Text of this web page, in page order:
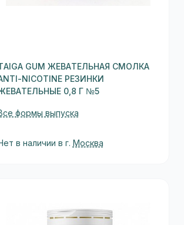
GUM ЖЕВАТЕЛЬНАЯ СМОЛКА
NICOTINE РЕЗИНКИ
0,8 Г №5
формы выпуска
в наличии в г. Москва